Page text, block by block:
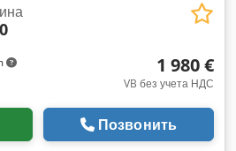
1 980 €
VB без учета НДС
Позвонить